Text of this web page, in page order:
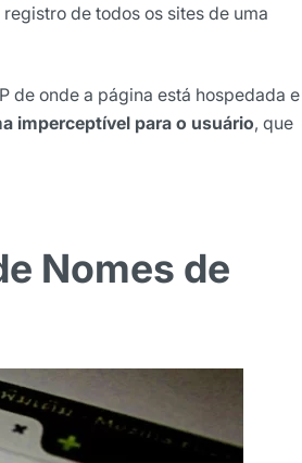
de todos os sites de uma
de onde a página está hospedada e
imperceptível para o usuário, que
Nomes de